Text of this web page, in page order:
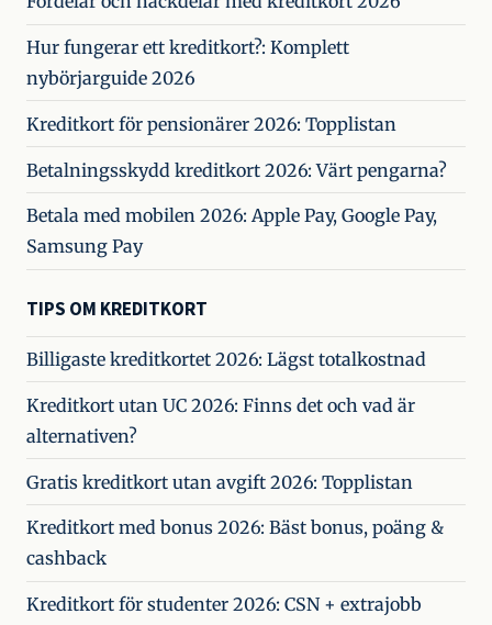
Hur fungerar ett kreditkort?: Komplett
nybörjarguide 2026
Kreditkort för pensionärer 2026: Topplistan
Betalningsskydd kreditkort 2026: Värt pengarna?
Betala med mobilen 2026: Apple Pay, Google Pay,
Samsung Pay
TIPS OM KREDITKORT
Billigaste kreditkortet 2026: Lägst totalkostnad
Kreditkort utan UC 2026: Finns det och vad är
alternativen?
Gratis kreditkort utan avgift 2026: Topplistan
Kreditkort med bonus 2026: Bäst bonus, poäng &
cashback
Kreditkort för studenter 2026: CSN + extrajobb